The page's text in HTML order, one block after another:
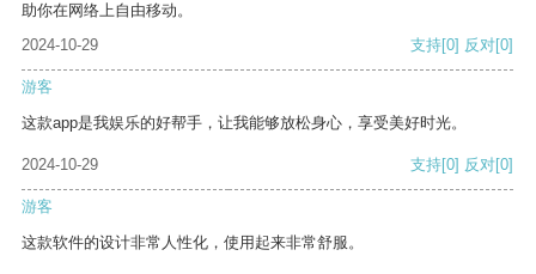
助你在网络上自由移动。
2024-10-29
支持[0] 反对[0]
游客
这款app是我娱乐的好帮手，让我能够放松身心，享受美好时光。
2024-10-29 支持[0] 反对[0]
游客
这款软件的设计非常人性化，使用起来非常舒服。